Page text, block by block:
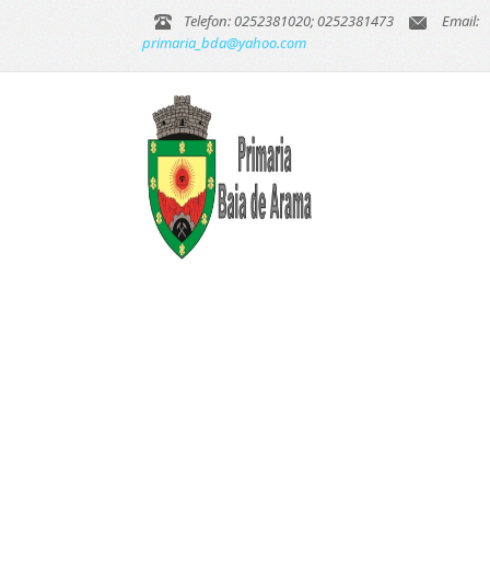
Telefon: 0252381020; 0252381473
Email:
primaria_bda@yahoo.com